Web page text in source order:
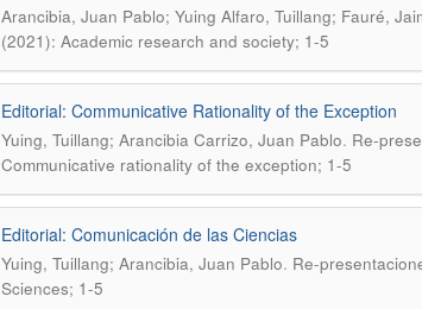
Arancibia, Juan Pablo; Yuing Alfaro, Tuillang; Fauré,
(2021): Academic research and society; 1-5
Editorial: Communicative Rationality of the Exception
Yuing, Tuillang; Arancibia Carrizo, Juan Pablo. Re-
Communicative rationality of the exception; 1-5
Editorial: Comunicación de las Ciencias
Yuing, Tuillang; Arancibia, Juan Pablo. Re-
Sciences; 1-5